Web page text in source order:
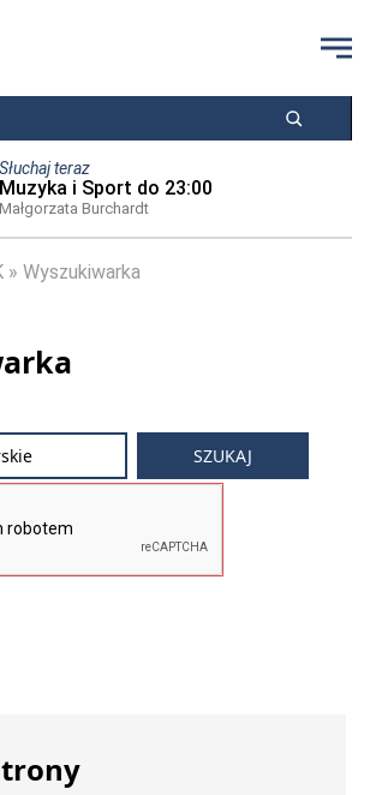
Słuchaj teraz
Muzyka i Sport do 23:00
Małgorzata Burchardt
Wyszukiwarka